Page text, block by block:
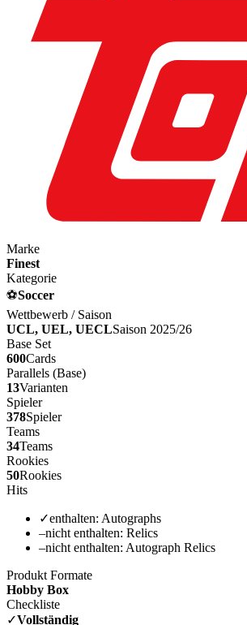
Marke
Finest
Kategorie
⚽Soccer
Wettbewerb / Saison
UCL, UEL, UECLSaison 2025/26
Base Set
600Cards
Parallels (Base)
13Varianten
Spieler
378Spieler
Teams
34Teams
Rookies
50Rookies
Hits
✓enthalten: Autographs
–nicht enthalten: Relics
–nicht enthalten: Autograph Relics
Produkt Formate
Hobby Box
Checkliste
✓Vollständig